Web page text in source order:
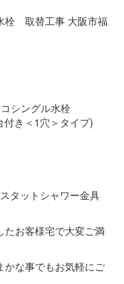
栓 取替工事 大阪市福
シングル水栓
き＜1穴＞タイプ)
ットシャワー金具
たお客様宅で大変ご満
かな事でもお気軽にご